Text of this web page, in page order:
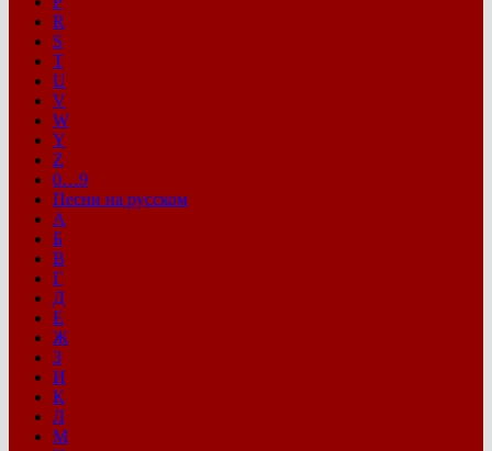
R
S
T
U
V
W
Y
Z
0…9
Песни на русском
А
Б
В
Г
Д
Е
Ж
З
И
К
Л
М